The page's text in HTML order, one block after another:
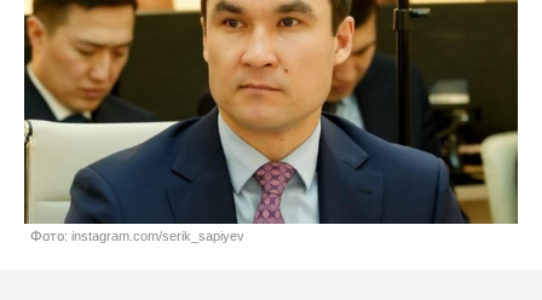
Фото: instagram.com/serik_sapiyev